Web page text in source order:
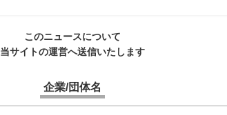
このニュースについて
当サイトの運営へ送信いたします
企業/団体名